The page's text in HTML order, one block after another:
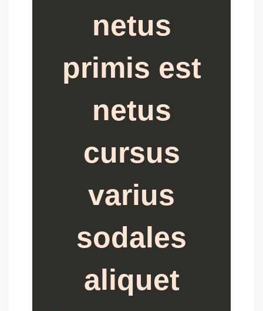
netus
primis est
netus
cursus
varius
sodales
aliquet